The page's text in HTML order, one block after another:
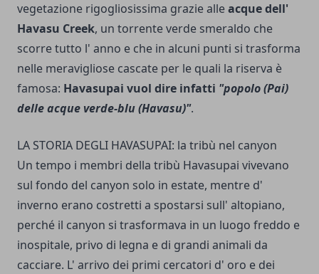
vegetazione rigogliosissima gra­zie alleacque dell'
Havasu Creek, un torrente verde smeraldo che
scorre tutto l' anno e che in alcuni punti si trasforma
nelle mera­vigliose cascate per le quali la riserva è
famosa: Havasupai vuol dire infatti "popolo (Pai)
delle acque verde-blu (Havasu)".
LA STORIA DEGLI HAVASUPAI: la tribù nel canyon
Un tempo i membri della tribù Havasupai vivevano
sul fondo del canyon solo in estate, mentre d'
inverno erano costretti a spostarsi sull' altopiano,
perché il canyon si trasformava in un luogo fred­do e
inospitale, privo di legna e di grandi animali da
cacciare. L' arrivo dei primi cercatori d' oro e dei